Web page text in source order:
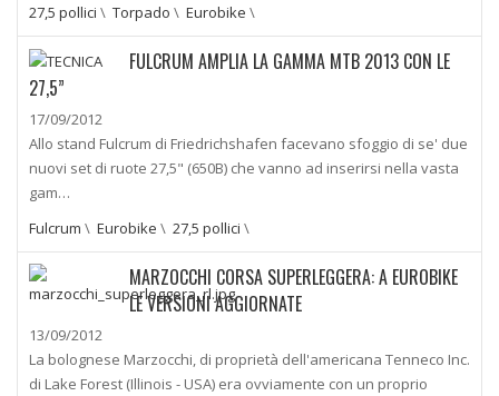
27,5 pollici \ Torpado \ Eurobike \
FULCRUM AMPLIA LA GAMMA MTB 2013 CON LE
27,5”
17/09/2012
Allo stand Fulcrum di Friedrichshafen facevano sfoggio di se' due
nuovi set di ruote 27,5" (650B) che vanno ad inserirsi nella vasta
gam…
Fulcrum \ Eurobike \ 27,5 pollici \
MARZOCCHI CORSA SUPERLEGGERA: A EUROBIKE
LE VERSIONI AGGIORNATE
13/09/2012
La bolognese Marzocchi, di proprietà dell'americana Tenneco Inc.
di Lake Forest (Illinois - USA) era ovviamente con un proprio